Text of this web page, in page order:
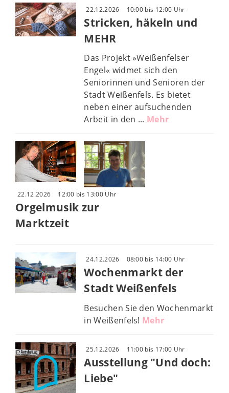
22.12.2026 10:00 bis 12:00 Uhr
Stricken, häkeln und
MEHR
Das Projekt »Weißenfelser
Engel« widmet sich den
Seniorinnen und Senioren der
Stadt Weißenfels. Es bietet
neben einer aufsuchenden
Arbeit in den ... Mehr
22.12.2026 12:00 bis 13:00 Uhr
Orgelmusik zur
Marktzeit
24.12.2026 08:00 bis 14:00 Uhr
Wochenmarkt der
Stadt Weißenfels
Besuchen Sie den Wochenmarkt
in Weißenfels! Mehr
25.12.2026 11:00 bis 17:00 Uhr
Ausstellung "Und doch:
Liebe"